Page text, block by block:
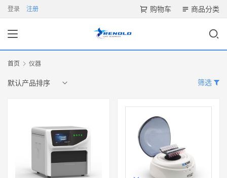
登录 注册 购物车 商品分类
首页 仪器
筛选